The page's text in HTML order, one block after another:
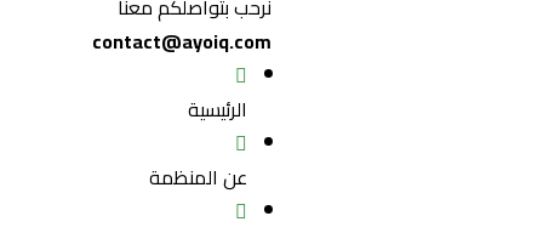
contact@ayoiq.com
الرئيسية
عن المنظمة